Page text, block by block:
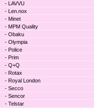
- LAVVU
- Len.nox
- Minet
- MPM Quality
- Obaku
- Olympia
- Police
- Prim
- Q+Q
- Rotax
- Royal London
- Secco
- Sencor
- Telstar